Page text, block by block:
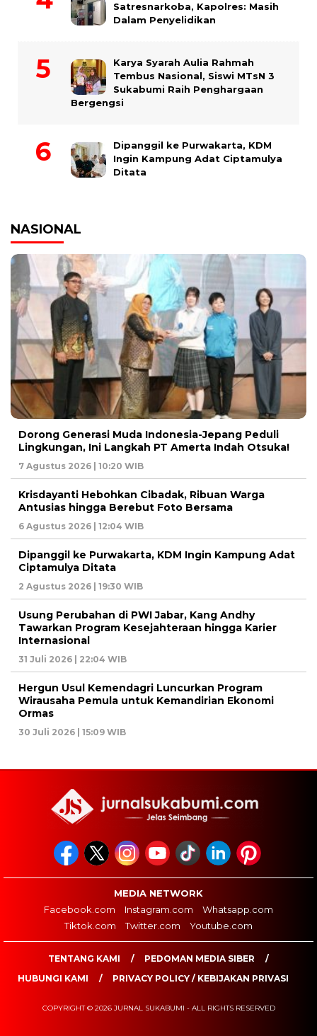
Satresnarkoba, Kapolres: Masih
Dalam Penyelidikan
Karya Syarah Aulia Rahmah
Tembus Nasional, Siswi MTsN 3
Sukabumi Raih Penghargaan
Bergengsi
Dipanggil ke Purwakarta, KDM
Ingin Kampung Adat Ciptamulya
Ditata
NASIONAL
Dorong Generasi Muda Indonesia-Jepang Peduli
Lingkungan, Ini Langkah PT Amerta Indah Otsuka!
7 Agustus 2026 | 10:20 WIB
Krisdayanti Hebohkan Cibadak, Ribuan Warga
Antusias hingga Berebut Foto Bersama
6 Agustus 2026 | 12:04 WIB
Dipanggil ke Purwakarta, KDM Ingin Kampung Adat
Ciptamulya Ditata
2 Agustus 2026 | 19:30 WIB
Usung Perubahan di PWI Jabar, Kang Andhy
Tawarkan Program Kesejahteraan hingga Karier
Internasional
31 Juli 2026 | 22:04 WIB
Hergun Usul Kemendagri Luncurkan Program
Wirausaha Pemula untuk Kemandirian Ekonomi
Ormas
30 Juli 2026 | 15:09 WIB
MEDIA NETWORK
Facebook.com
Instagram.com
Whatsapp.com
Tiktok.com
Twitter.com Youtube.com
TENTANG KAMI
PEDOMAN MEDIA SIBER
HUBUNGI KAMI
PRIVACY POLICY / KEBIJAKAN PRIVASI
COPYRIGHT © 2026 JURNAL SUKABUMI - ALL RIGHTS RESERVED